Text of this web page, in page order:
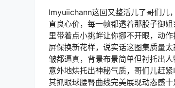
Imyuiichann这回又整活儿了哥们儿
直良心价，每一帧都透着那股子御
里带着点小挑衅让你挪不开眼，动
屏保换新花样，说实话这图集质量
皱都逼真，背景布景简单但衬托出
意外地烘托出神秘气质，哥们儿赶
其抓眼球腰臀曲线完美展现动态感